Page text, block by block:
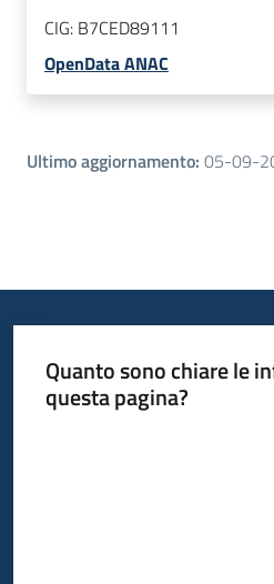
CIG: B7CED89111
OpenData ANAC
Ultimo aggiornamento: 05-09-
Quanto sono chiare le
questa pagina?